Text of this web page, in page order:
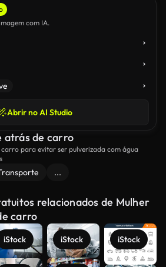
com IA.
Abrir no AI Studio
atrás de carro
para evitar ser pulverizada com água
...
relacionados de Mulher
carro
iStock iStock iStock